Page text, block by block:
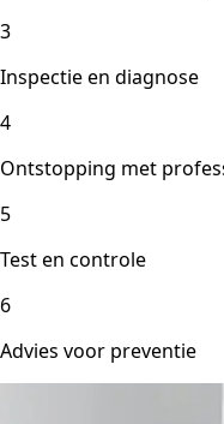
3
Inspectie en diagnose
4
Ontstopping met
5
Test en controle
6
Advies voor preventie